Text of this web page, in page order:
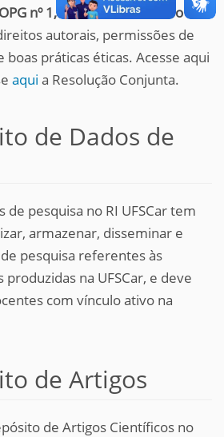
nº 1, de 07 de novembro de
autorais, permissões de
práticas éticas. Acesse aqui
aqui a Resolução Conjunta.
de Dados de
de pesquisa no RI UFSCar tem
armazenar, disseminar e
pesquisa referentes às
na UFSCar, e deve
com vínculo ativo na
de Artigos
de Artigos Científicos no